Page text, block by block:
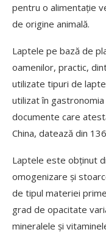
pentru o alimentație
de origine animală.
Laptele pe bază de
oamenilor, practic,
utilizate tipuri de
utilizat în gastronomia
documente care
China, datează din
Laptele este obținut
omogenizare și
de tipul materiei
grad de opacitate
mineralele și